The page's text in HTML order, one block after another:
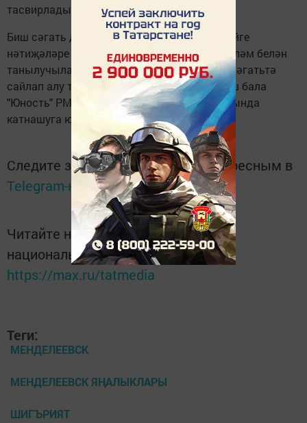
тасвирладылар.
Биш сәгать дәвамында барган киеренке бәйге
нәтиҗәләре буенча, ниһаять, сәнгатьле сөйләм белән
танылучылар ачыкланды. 27 апрельдә 14 сәгатьтә
сайлап алу турын уңышлы узган кырык биш бала
"Юность" РМЙда узачак йомгаклау конкурсында
катнашуга юллама алды.
Следите за самым важным и интересным в
Telegram-каналеТатмедиа
Читайте новости Татарстана в
национальном мессенджере MАХ:
https://max.ru/tatmedia
Теги:
МЕНДЕЛЕЕВСК
МЕНДЕЛЕЕВСК ЯҢАЛЫКЛАРЫ
ШИГЪРИЯТ